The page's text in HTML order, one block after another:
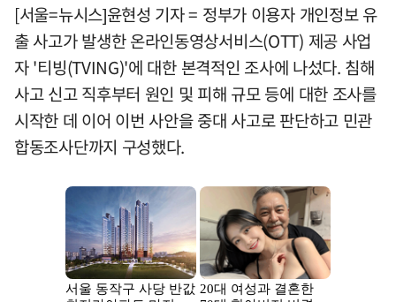
[서울=뉴시스]윤현성 기자 = 정부가 이용자 개인정보 유
출 사고가 발생한 온라인동영상서비스(OTT) 제공 사업
자 '티빙(TVING)'에 대한 본격적인 조사에 나섰다. 침해
사고 신고 직후부터 원인 및 피해 규모 등에 대한 조사를
시작한 데 이어 이번 사안을 중대 사고로 판단하고 민관
합동조사단까지 구성했다.